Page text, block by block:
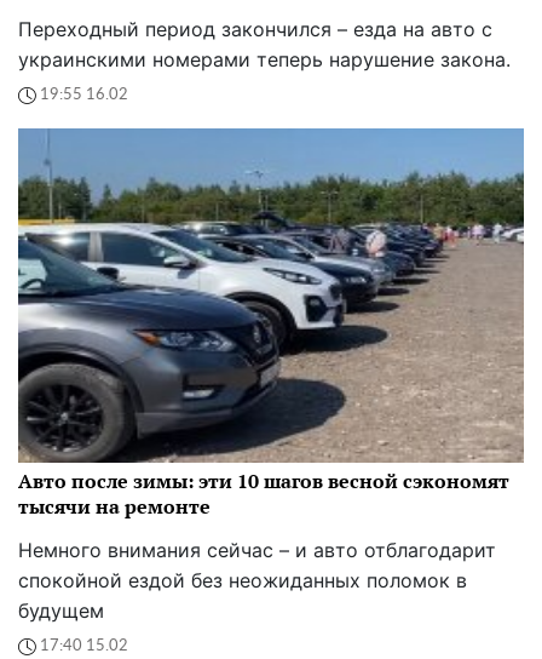
Переходный период закончился – езда на авто с
украинскими номерами теперь нарушение закона.
19:55 16.02
Авто после зимы: эти 10 шагов весной сэкономят
тысячи на ремонте
Немного внимания сейчас – и авто отблагодарит
спокойной ездой без неожиданных поломок в
будущем
17:40 15.02